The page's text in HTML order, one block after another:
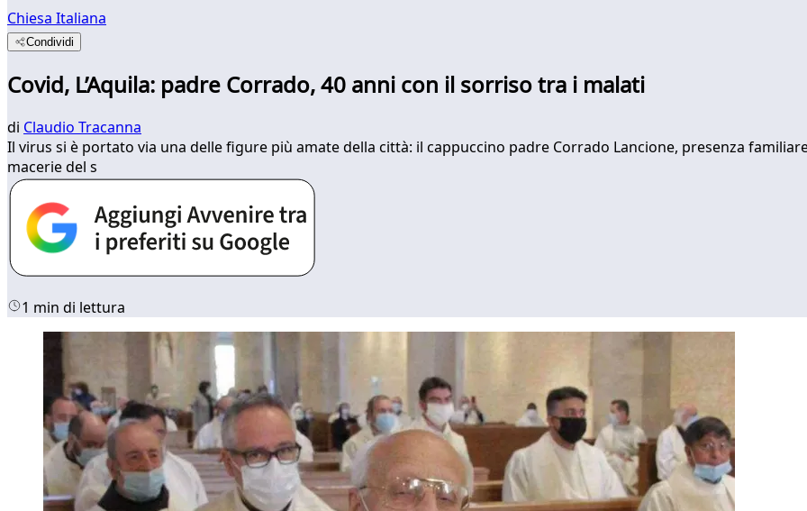
Chiesa Italiana
Condividi
Covid, L’Aquila: padre Corrado, 40 anni con il sorriso tra i malati
di Claudio Tracanna
Il virus si è portato via una delle figure più amate della città: il cappuccino padre Corrado Lancione, presenza
macerie del s
1 min di lettura